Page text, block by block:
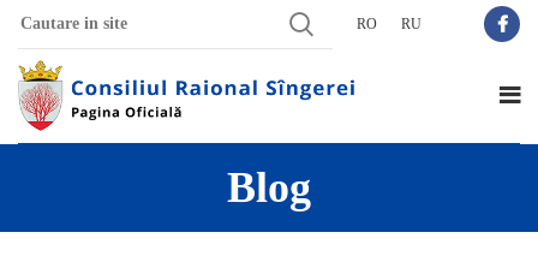
RO RU
Blog